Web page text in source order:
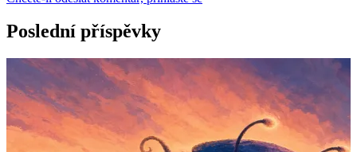
Poslední příspěvky